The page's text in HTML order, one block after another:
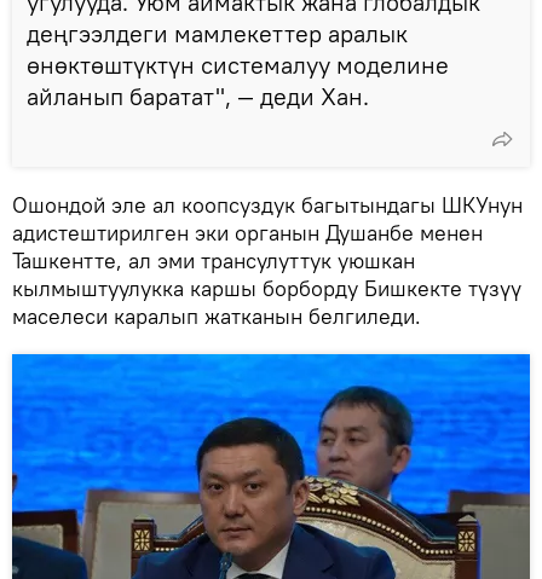
деңгээлдеги мамлекеттер аралык
өнөктөштүктүн системалуу моделине
айланып баратат", — деди Хан.
Ошондой эле ал коопсуздук багытындагы ШКУнун
адистештирилген эки органын Душанбе менен
Ташкентте, ал эми трансулуттук уюшкан
кылмыштуулукка каршы борборду Бишкекте түзүү
маселеси каралып жатканын белгиледи.